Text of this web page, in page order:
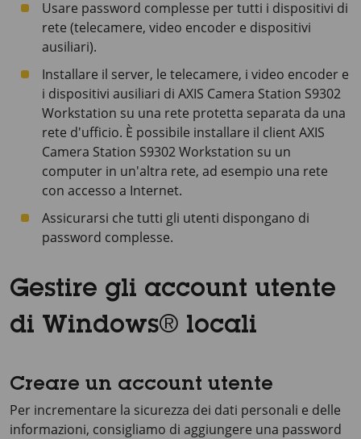
Usare password complesse per tutti i dispositivi di
rete (telecamere, video encoder e dispositivi
ausiliari).
Installare il server, le telecamere, i video encoder e
i dispositivi ausiliari di AXIS Camera Station S9302
Workstation su una rete protetta separata da una
rete d'ufficio. È possibile installare il clientAXIS
Camera Station S9302 Workstation su un
computer in un'altra rete, ad esempio una rete
con accesso a Internet.
Assicurarsi che tutti gli utenti dispongano di
password complesse.
Gestire gli account utente
di Windows® locali
Creare un account utente
Per incrementare la sicurezza dei dati personali e delle
informazioni, consigliamo di aggiungere una password